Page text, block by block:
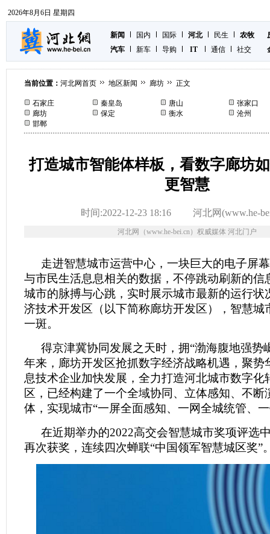
2026年8月6日 星期四
新闻 国内 国际 河北 民生
农牧
汽车
新车 导购 IT 通信 社交
当前位置： 河北网首页 地区新闻 廊坊 正文
石家庄 秦皇岛 唐山
张家口
廊坊
保定 衡水
沧州
邯郸
打造城市智能体样板，看数字廊坊
更智慧
时间:2022-12-23 18:16 河北网(www.he-
河北网（www.he-bei.cn）权威媒体 河北门户
走进智慧城市运营中心，一块巨大的电子屏
与市民生活息息相关的数据，不停跳动刷新的信
城市的脉搏与心跳，实时展示城市最新的运行
济技术开发区（以下简称廊坊开发区），智慧城
一斑。
得京津冀协同发展之天时，拥“渤海腹地强势
年来，廊坊开发区抢抓数字经济战略机遇，聚势
息技术企业加快发展，全力打造河北城市数字化
区，已经构建了一个全域协同、立体感知、不断
体，实现城市“一屏全面感知、一网全城统管、
在近期举办的2022高交会智慧城市奖项评选
再次获奖，连续四次蝉联“中国领军智慧城区奖”